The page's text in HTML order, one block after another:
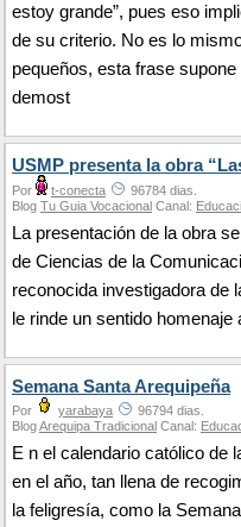
estoy grande”, pues eso
de su criterio. No es lo
pequeños, esta frase
demost
USMP presenta la obra
Por t-conecta
96784 dias.
Blog Tu Guia Vocacional Canal:
La presentación de la obra
de Ciencias de la
reconocida investigadora de
le rinde un sentido homenaje
Semana Santa Arequipeña
Por yarabaya
96794 dias.
BlogArequipa Tradicional Canal:
E n el calendario católico de
en el año, tan llena de
la feligresía, como la